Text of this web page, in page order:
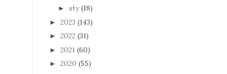
► sty (18)
► 2023 (143)
► 2022 (31)
► 2021 (60)
► 2020 (55)